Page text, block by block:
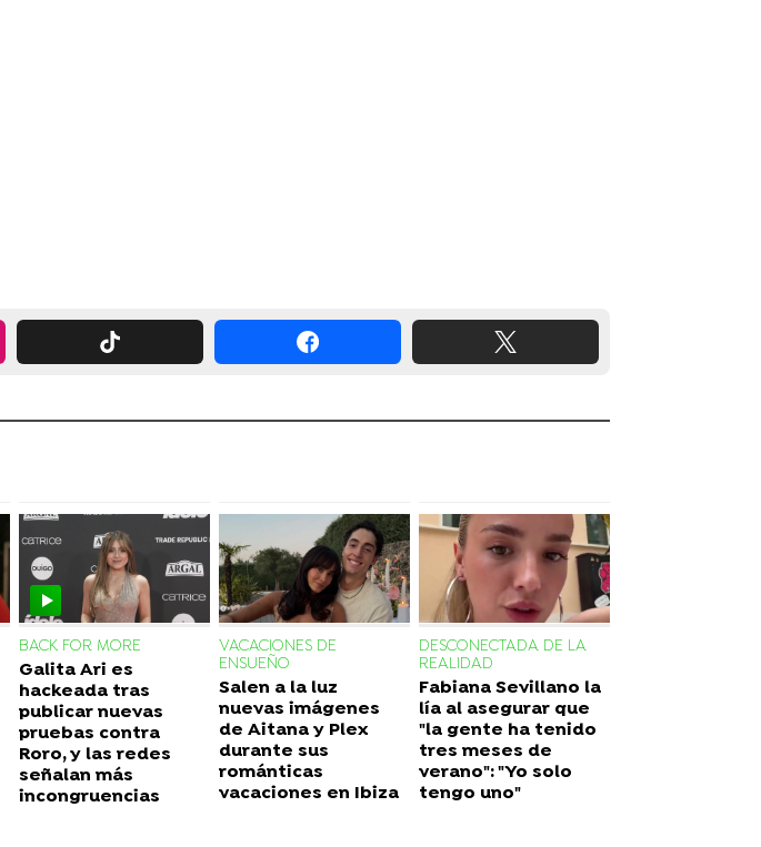
BACK FOR MORE
Galita Ari es
hackeada tras
publicar nuevas
pruebas contra
Roro, y las redes
señalan más
incongruencias
VACACIONES DE
ENSUEÑO
Salen a la luz
nuevas imágenes
de Aitana y Plex
durante sus
románticas
vacaciones en Ibiza
DESCONECTADA DE LA
REALIDAD
Fabiana Sevillano la
lía al asegurar que
"la gente ha tenido
tres meses de
verano": "Yo solo
tengo uno"